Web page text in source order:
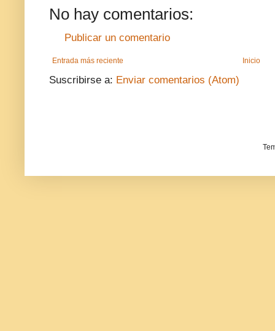
No hay comentarios:
Publicar un comentario
Entrada más reciente Inicio
Suscribirse a: Enviar comentarios (Atom)